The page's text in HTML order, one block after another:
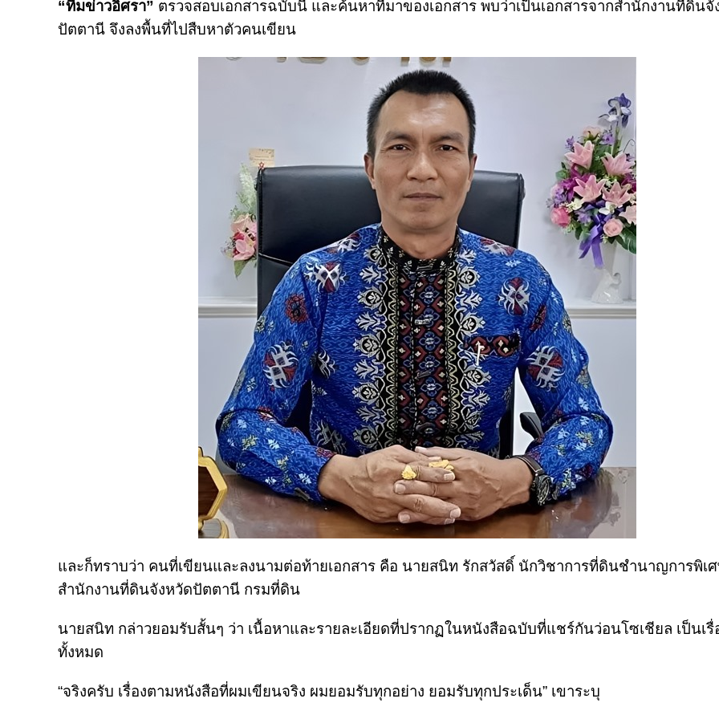
“ทีมข่าวอิศรา” ตรวจสอบเอกสารฉบับนี้ และค้นหาที่มาของเอกสาร พบว่าเป็นเอกสารจากสำนักงานที่ดินจั
ปัตตานี จึงลงพื้นที่ไปสืบหาตัวคนเขียน
และก็ทราบว่า คนที่เขียนและลงนามต่อท้ายเอกสาร คือ นายสนิท รักสวัสดิ์ นักวิชาการที่ดินชำนาญการพิเ
สำนักงานที่ดินจังหวัดปัตตานี กรมที่ดิน
นายสนิท กล่าวยอมรับสั้นๆ ว่า เนื้อหาและรายละเอียดที่ปรากฏในหนังสือฉบับที่แชร์กันว่อนโซเชียล เป็นเรื่
ทั้งหมด
“จริงครับ เรื่องตามหนังสือที่ผมเขียนจริง ผมยอมรับทุกอย่าง ยอมรับทุกประเด็น” เขาระบุ